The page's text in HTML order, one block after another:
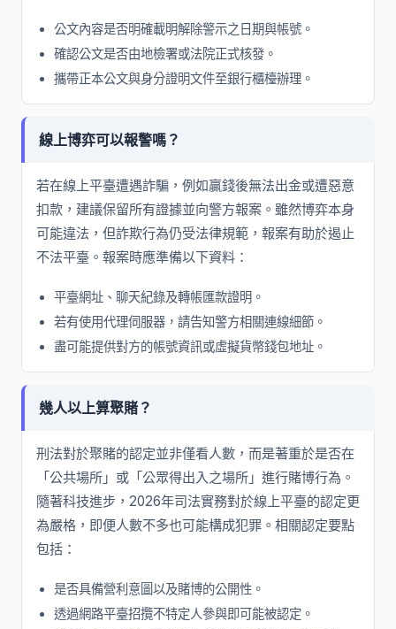
公文內容是否明確載明解除警示之日期與帳號。
確認公文是否由地檢署或法院正式核發。
攜帶正本公文與身分證明文件至銀行櫃檯辦理。
線上博弈可以報警嗎？
若在線上平臺遭遇詐騙，例如贏錢後無法出金或遭惡意
扣款，建議保留所有證據並向警方報案。雖然博弈本身
可能違法，但詐欺行為仍受法律規範，報案有助於遏止
不法平臺。報案時應準備以下資料：
平臺網址、聊天紀錄及轉帳匯款證明。
若有使用代理伺服器，請告知警方相關連線細節。
盡可能提供對方的帳號資訊或虛擬貨幣錢包地址。
幾人以上算聚賭？
刑法對於聚賭的認定並非僅看人數，而是著重於是否在
「公共場所」或「公眾得出入之場所」進行賭博行為。
隨著科技進步，2026年司法實務對於線上平臺的認定更
為嚴格，即便人數不多也可能構成犯罪。相關認定要點
包括：
是否具備營利意圖以及賭博的公開性。
透過網路平臺招攬不特定人參與即可能被認定。